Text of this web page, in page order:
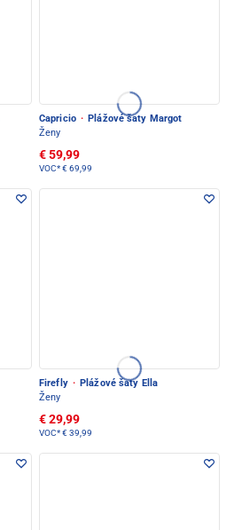
Capricio · Plážové šaty Margot
Ženy
€ 59,99
VOC*€ 69,99
Firefly · Plážové šaty Ella
Ženy
€ 29,99
VOC*€ 39,99